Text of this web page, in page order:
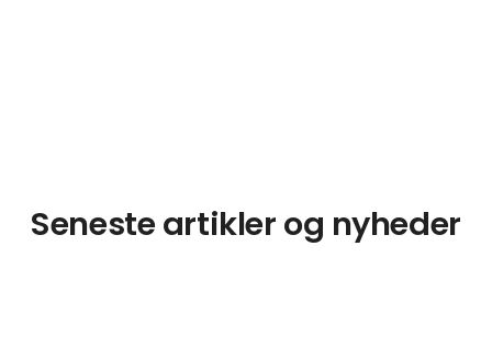
Seneste artikler og nyheder